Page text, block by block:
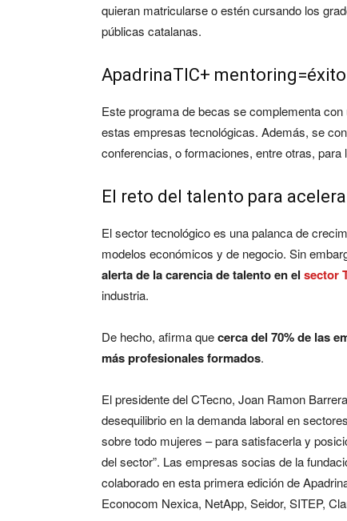
quieran matricularse o estén cursando los
públicas catalanas.
ApadrinaTIC+ mentoring=éxito
Este programa de becas se complementa
estas empresas tecnológicas. Además, se
conferencias, o formaciones, entre otras,
El reto del talento para
El sector tecnológico es una palanca de
modelos económicos y de negocio. Sin
alerta de la carencia de talento en el sector
industria.
De hecho, afirma quecerca del 70% de las
más profesionales formados.
El presidente del CTecno, Joan Ramon
desequilibrio en la demanda laboral en
sobre todo mujeres – para satisfacerla y
del sector”. Las empresas socias de la
colaborado en esta primera edición de
Econocom Nexica, NetApp, Seidor, SITEP,